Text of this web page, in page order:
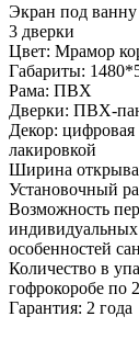
Экран под
3 дверки
Цвет: Мрамор
Габариты:
Рама: ПВХ
Дверки: ПВХ-
Декор:
лакировкой
Ширина
Установочный
Возможность
индивидуальных
особенностей
Количество в
гофрокоробе по
Гарантия: 2 года